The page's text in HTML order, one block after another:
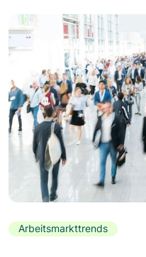
Arbeitsmarkttrends